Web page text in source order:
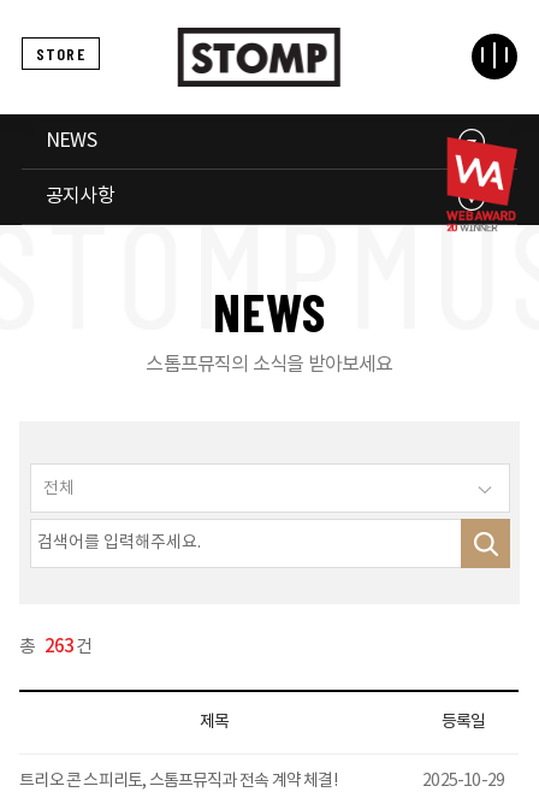
STORE
NEWS
공지사항
NEWS
스톰프뮤직의 소식을 받아보세요
총 263건
제목 등록일
트리오 콘 스피리토, 스톰프뮤직과 전속 계약 체결! 2025-10-29